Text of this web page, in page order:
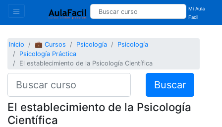
Mi Aula
Facil
Inicio 💼 Cursos Psicología
Psicología
Psicología Práctica
El establecimiento de la Psicología Científica
Buscar
El establecimiento de la Psicología
Científica